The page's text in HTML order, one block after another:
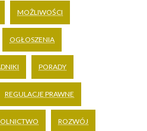
MOŻLIWOŚCI
OGŁOSZENIA
PORADY
REGULACJE PRAWNE
ROZWÓJ